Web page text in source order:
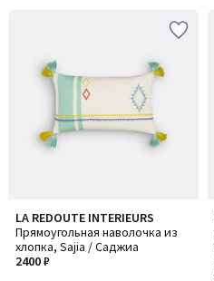
LA REDOUTE INTERIEURS
Прямоугольная наволочка из
хлопка, Sajia / Саджиа
2400 ₽